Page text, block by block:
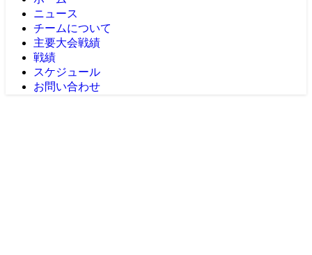
ニュース
チームについて
主要大会戦績
戦績
スケジュール
お問い合わせ